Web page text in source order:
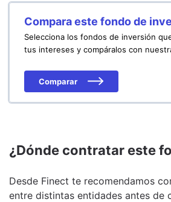
Compara este fondo de
Selecciona los fondos de inversión
tus intereses y compáralos con
Comparar
¿Dónde contratar este
Desde Finect te recomendamos
entre distintas entidades antes de